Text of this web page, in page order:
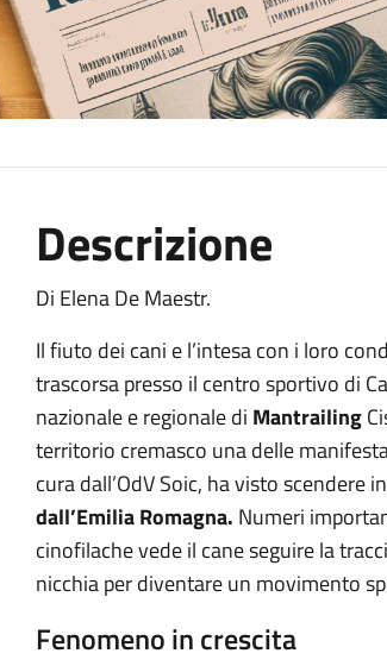
Descrizione
Di Elena De Maestr.
Il fiuto dei cani e l’intesa con i loro
trascorsa presso il centro sportivo di
nazionale e regionale di Mantrailing
territorio cremasco una delle
cura dall’OdV Soic, ha visto
dall’Emilia Romagna. Numeri
cinofilache vede il cane seguire la
nicchia per diventare un movimento
Fenomeno in crescita